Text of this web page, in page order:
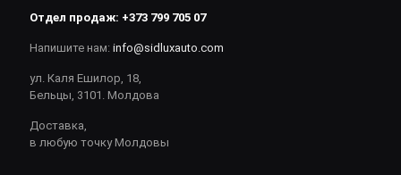
Отдел продаж: +373 799 705 07
Напишите нам: info@sidluxauto.com
ул. Каля Ешилор, 18,
Бельцы, 3101. Молдова
Доставка,
в любую точку Молдовы